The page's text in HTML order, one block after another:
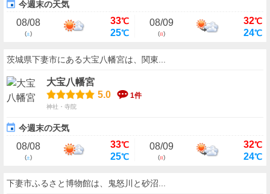
今週末の天気
08/08
(土)
33℃
25℃
08/09
(日)
32℃
24℃
茨城県下妻市にある大宝八幡宮は、関東...
大宝八幡宮
5.0
1件
神社・寺院
今週末の天気
08/08
(土)
33℃
25℃
08/09
(日)
32℃
24℃
下妻市ふるさと博物館は、鬼怒川と砂沼...